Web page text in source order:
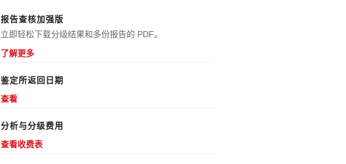
报告查核加强版
立即轻松下载分级结果和多份报告的 PDF。
了解更多
鉴定所返回日期
查看
分析与分级费用
查看收费表